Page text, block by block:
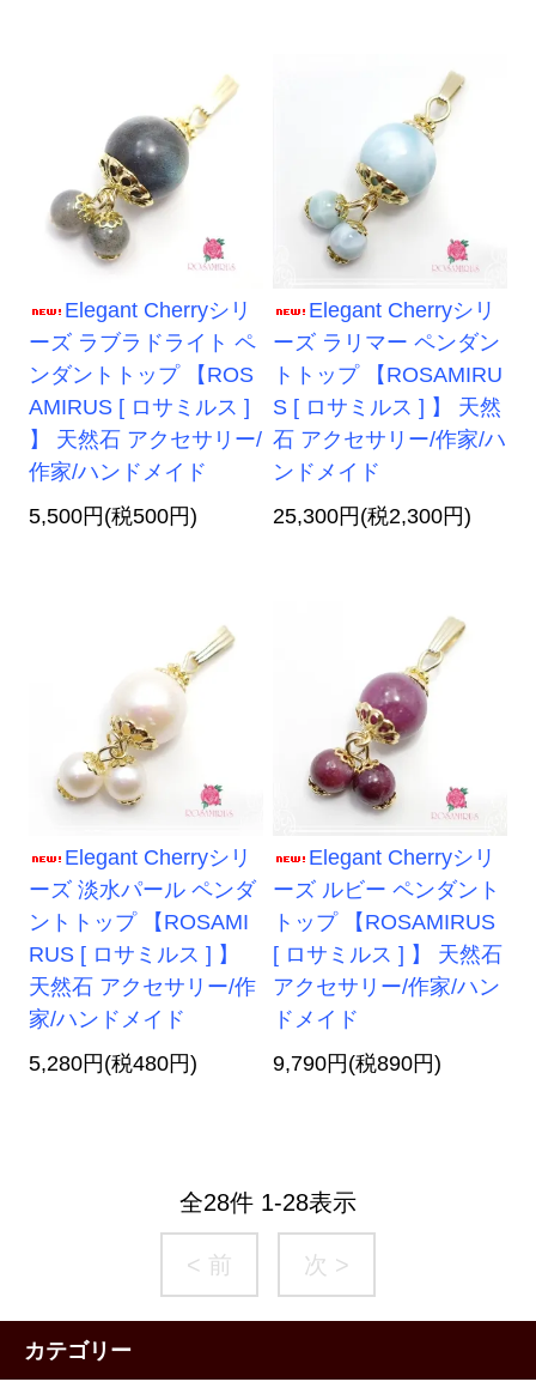
Elegant Cherryシリ
ーズ ラブラドライト ペ
ンダントトップ 【ROS
AMIRUS [ ロサミルス ]
】 天然石 アクセサリー/
作家/ハンドメイド
5,500円(税500円)
Elegant Cherryシリ
ーズ ラリマー ペンダン
トトップ 【ROSAMIRU
S [ ロサミルス ] 】 天然
石 アクセサリー/作家/ハ
ンドメイド
25,300円(税2,300円)
Elegant Cherryシリ
ーズ 淡水パール ペンダ
ントトップ 【ROSAMI
RUS [ ロサミルス ] 】
天然石 アクセサリー/作
家/ハンドメイド
5,280円(税480円)
Elegant Cherryシリ
ーズ ルビー ペンダント
トップ 【ROSAMIRUS
[ ロサミルス ] 】 天然石
アクセサリー/作家/ハン
ドメイド
9,790円(税890円)
全28件 1-28表示
< 前 次 >
カテゴリー